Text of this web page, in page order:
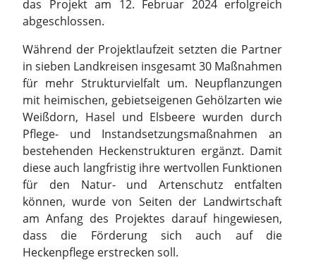
das Projekt am 12. Februar 2024 erfolgreich
abgeschlossen.
Während der Projektlaufzeit setzten die Partner
in sieben Landkreisen insgesamt 30 Maßnahmen
für mehr Strukturvielfalt um. Neupflanzungen
mit heimischen, gebietseigenen Gehölzarten wie
Weißdorn, Hasel und Elsbeere wurden durch
Pflege- und Instandsetzungsmaßnahmen an
bestehenden Heckenstrukturen ergänzt. Damit
diese auch langfristig ihre wertvollen Funktionen
für den Natur- und Artenschutz entfalten
können, wurde von Seiten der Landwirtschaft
am Anfang des Projektes darauf hingewiesen,
dass die Förderung sich auch auf die
Heckenpflege erstrecken soll.